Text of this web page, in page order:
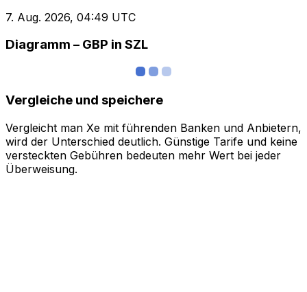
7. Aug. 2026, 04:49 UTC
Diagramm – GBP in SZL
Vergleiche und speichere
Vergleicht man Xe mit führenden Banken und Anbietern,
wird der Unterschied deutlich. Günstige Tarife und keine
versteckten Gebühren bedeuten mehr Wert bei jeder
Überweisung.